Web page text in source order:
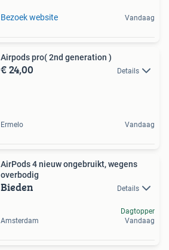
Bezoek website Vandaag
Airpods pro( 2nd generation )
€ 24,00 Details
Ermelo Vandaag
AirPods 4 nieuw ongebruikt, wegens
overbodig
Bieden Details
Amsterdam
Dagtopper
Vandaag